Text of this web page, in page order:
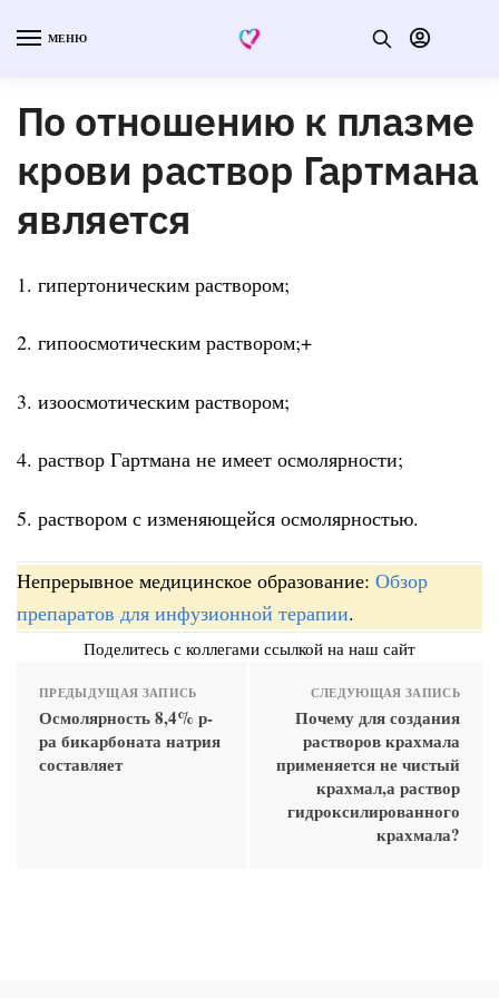
МЕНЮ
По отношению к плазме
крови раствор Гартмана
является
1. гипертоническим раствором;
2. гипоосмотическим раствором;+
3. изоосмотическим раствором;
4. раствор Гартмана не имеет осмолярности;
5. раствором с изменяющейся осмолярностью.
Непрерывное медицинское образование: Обзор
препаратов для инфузионной терапии.
Поделитесь с коллегами ссылкой на наш сайт
ПРЕДЫДУЩАЯ ЗАПИСЬ
Осмолярность 8,4% р-
ра бикарбоната натрия
составляет
СЛЕДУЮЩАЯ ЗАПИСЬ
Почему для создания
растворов крахмала
применяется не чистый
крахмал,а раствор
гидроксилированного
крахмала?